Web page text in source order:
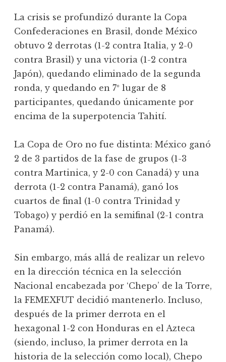
La crisis se profundizó durante la Copa
Confederaciones en Brasil, donde México
obtuvo 2 derrotas (1-2 contra Italia, y 2-0
contra Brasil) y una victoria (1-2 contra
Japón), quedando eliminado de la segunda
ronda, y quedando en 7º lugar de 8
participantes, quedando únicamente por
encima de la superpotencia Tahití.
La Copa de Oro no fue distinta: México ganó
2 de 3 partidos de la fase de grupos (1-3
contra Martinica, y 2-0 con Canadá) y una
derrota (1-2 contra Panamá), ganó los
cuartos de final (1-0 contra Trinidad y
Tobago) y perdió en la semifinal (2-1 contra
Panamá).
Sin embargo, más allá de realizar un relevo
en la dirección técnica en la selección
Nacional encabezada por ‘Chepo’ de la Torre,
la FEMEXFUT decidió mantenerlo. Incluso,
después de la primer derrota en el
hexagonal 1-2 con Honduras en el Azteca
(siendo, incluso, la primer derrota en la
historia de la selección como local), Chepo